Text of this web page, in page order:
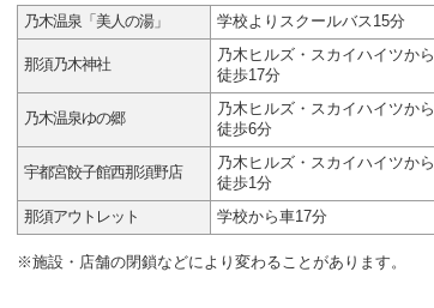
乃木温泉「美人の湯」 学校よりスクールバス15分
那須乃木神社
乃木ヒルズ・スカイハイツから
徒歩17分
乃木温泉ゆの郷
乃木ヒルズ・スカイハイツから
徒歩6分
宇都宮餃子館西那須野店
乃木ヒルズ・スカイハイツから
徒歩1分
那須アウトレット
学校から車17分
※施設・店舗の閉鎖などにより変わることがあります。